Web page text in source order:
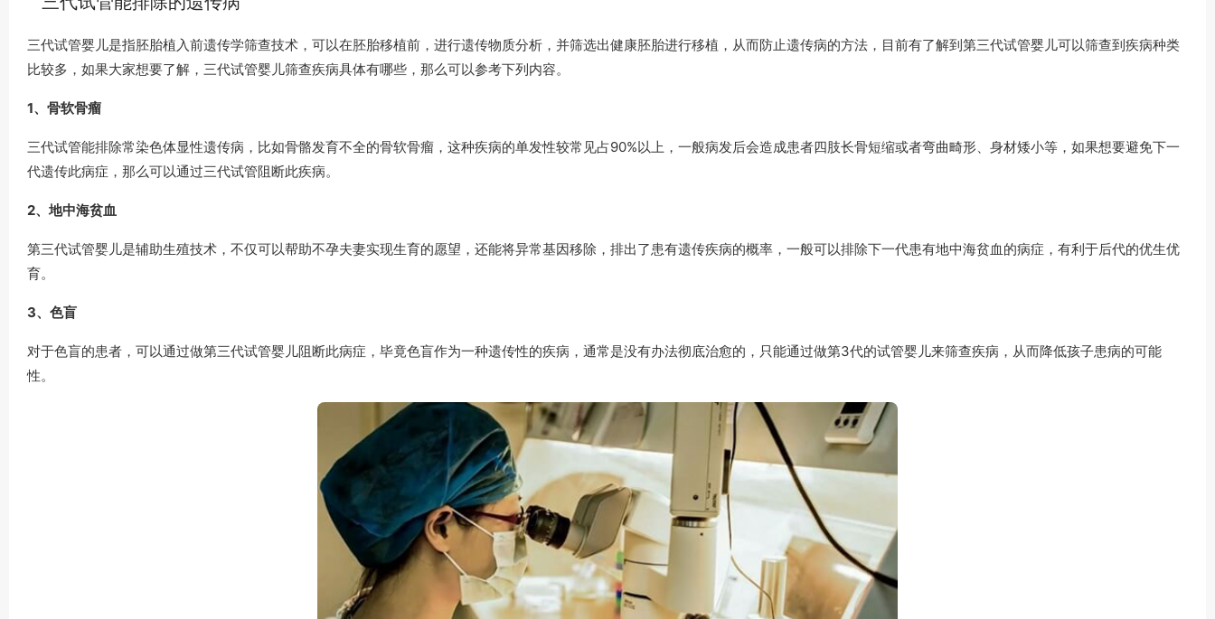
三代试管婴儿是指胚胎植入前遗传学筛查技术，可以在胚胎移植前，进行遗传物质分析，并筛选出健康胚胎进行移植，从而防止遗传病的方法，目前有了解到第三代试管婴儿可以筛查到疾病种类
比较多，如果大家想要了解，三代试管婴儿筛查疾病具体有哪些，那么可以参考下列内容。
1、骨软骨瘤
三代试管能排除常染色体显性遗传病，比如骨骼发育不全的骨软骨瘤，这种疾病的单发性较常见占90%以上，一般病发后会造成患者四肢长骨短缩或者弯曲畸形、身材矮小等，如果想要避免下一
代遗传此病症，那么可以通过三代试管阻断此疾病。
2、地中海贫血
第三代试管婴儿是辅助生殖技术，不仅可以帮助不孕夫妻实现生育的愿望，还能将异常基因移除，排出了患有遗传疾病的概率，一般可以排除下一代患有地中海贫血的病症，有利于后代的优生优
育。
3、色盲
对于色盲的患者，可以通过做第三代试管婴儿阻断此病症，毕竟色盲作为一种遗传性的疾病，通常是没有办法彻底治愈的，只能通过做第3代的试管婴儿来筛查疾病，从而降低孩子患病的可能
性。